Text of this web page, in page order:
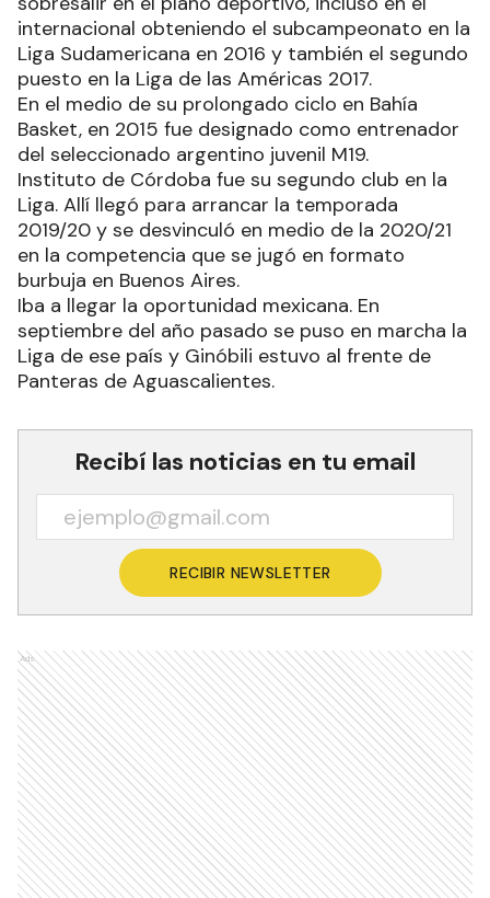
internacional obteniendo el subcampeonato en la
Liga Sudamericana en 2016 y también el segundo
puesto en la Liga de las Américas 2017.
En el medio de su prolongado ciclo en Bahía
Basket, en 2015 fue designado como entrenador
del seleccionado argentino juvenil M19.
Instituto de Córdoba fue su segundo club en la
Liga. Allí llegó para arrancar la temporada
2019/20 y se desvinculó en medio de la 2020/21
en la competencia que se jugó en formato
burbuja en Buenos Aires.
Iba a llegar la oportunidad mexicana. En
septiembre del año pasado se puso en marcha la
Liga de ese país y Ginóbili estuvo al frente de
Panteras de Aguascalientes.
Recibí las noticias en tu email
RECIBIR NEWSLETTER
Ads